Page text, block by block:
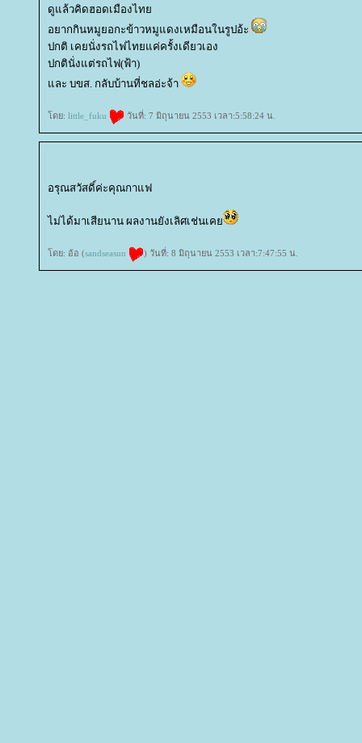
ดูแล้วคิดฮอดเมืองไท
อยากกินหมูยอกะข้าวหมูแดงเหมือนในรูปอ้ะ
ปกติ เคยนั่งรถไฟไทยแค่ครั้งเดียวเอง
ปกตินั่งแต่รถไฟ(ฟ้า)
ละ บขส. กลับบ้านที่ชลอ่ะจ้า
ดย: little_fuku วันที่: 7 มิถุนายน 2553 เวลา:5:58:24 น.
อรุณสวัสดิ์ค่ะคุณกาแฟ
ไม่ได้มาเสียนาน ผลงานยังเลิศเช่นเค
ดย: อ้อ (sandseasun ) วันที่: 8 มิถุนายน 2553 เวลา:7:47:55 น.